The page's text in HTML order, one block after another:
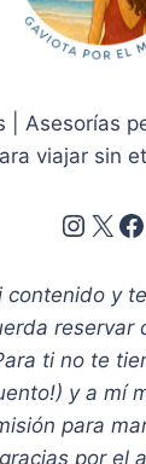
| Asesorías
viajar sin
Instagram X Facebook
contenido y
reservar
ti no te
y a mí
para
por el